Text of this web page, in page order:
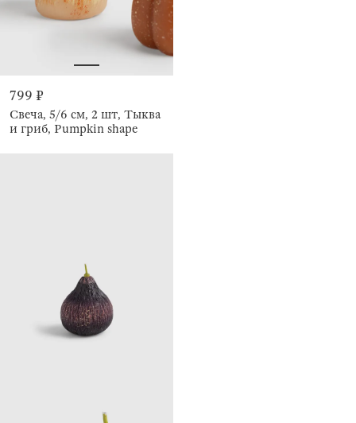
799 ₽
Свеча, 5/6 см, 2 шт, Тыква
и гриб, Pumpkin shape